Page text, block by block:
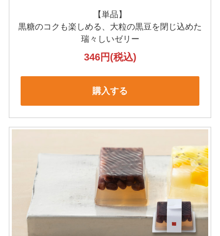
【単品】
黒糖のコクも楽しめる、 大粒の黒豆を閉じ込めた
瑞々しいゼリー
346円(税込)
購入する